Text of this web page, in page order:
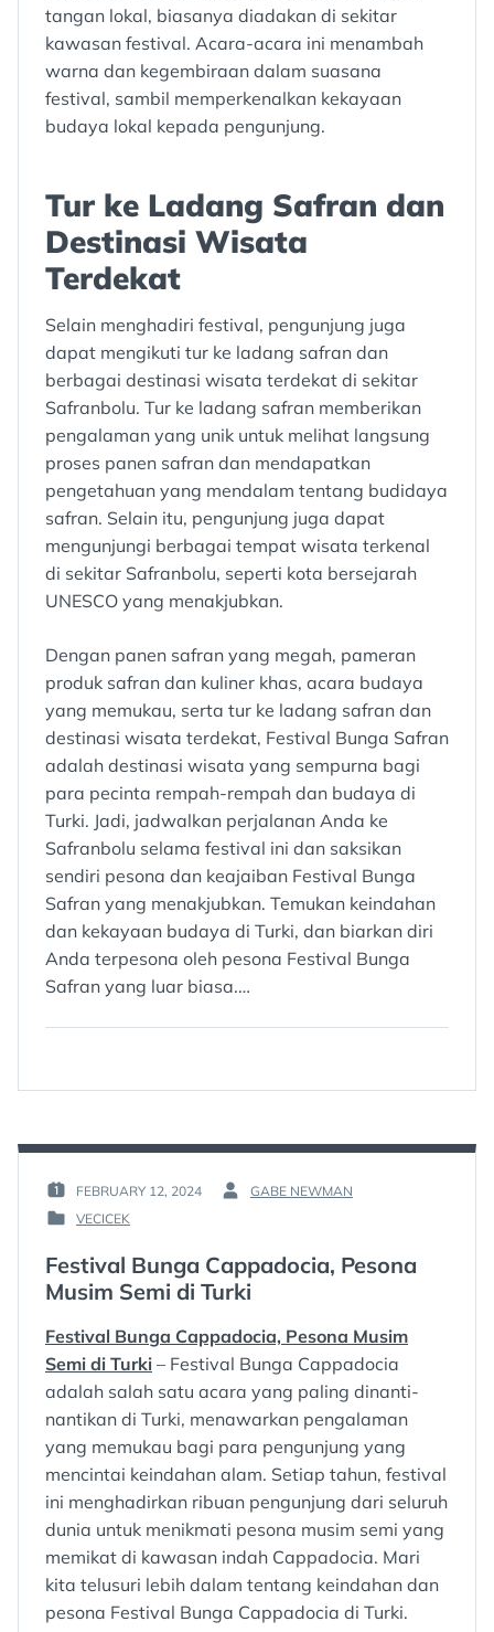
tangan lokal, biasanya diadakan di sekitar
kawasan festival. Acara-acara ini menambah
warna dan kegembiraan dalam suasana
festival, sambil memperkenalkan kekayaan
budaya lokal kepada pengunjung.
Tur ke Ladang Safran dan
Destinasi Wisata
Terdekat
Selain menghadiri festival, pengunjung juga
dapat mengikuti tur ke ladang safran dan
berbagai destinasi wisata terdekat di sekitar
Safranbolu. Tur ke ladang safran memberikan
pengalaman yang unik untuk melihat langsung
proses panen safran dan mendapatkan
pengetahuan yang mendalam tentang budidaya
safran. Selain itu, pengunjung juga dapat
mengunjungi berbagai tempat wisata terkenal
di sekitar Safranbolu, seperti kota bersejarah
UNESCO yang menakjubkan.
Dengan panen safran yang megah, pameran
produk safran dan kuliner khas, acara budaya
yang memukau, serta tur ke ladang safran dan
destinasi wisata terdekat, Festival Bunga Safran
adalah destinasi wisata yang sempurna bagi
para pecinta rempah-rempah dan budaya di
Turki. Jadi, jadwalkan perjalanan Anda ke
Safranbolu selama festival ini dan saksikan
sendiri pesona dan keajaiban Festival Bunga
Safran yang menakjubkan. Temukan keindahan
dan kekayaan budaya di Turki, dan biarkan diri
Anda terpesona oleh pesona Festival Bunga
Safran yang luar biasa.…
POSTED
ON
FEBRUARY 12, 2024
BY
GABE NEWMAN
POSTED
VECICEK
Festival Bunga Cappadocia, Pesona
Musim Semi di Turki
Festival Bunga Cappadocia, Pesona Musim
Semi di Turki – Festival Bunga Cappadocia
adalah salah satu acara yang paling dinanti-
nantikan di Turki, menawarkan pengalaman
yang memukau bagi para pengunjung yang
mencintai keindahan alam. Setiap tahun, festival
ini menghadirkan ribuan pengunjung dari seluruh
dunia untuk menikmati pesona musim semi yang
memikat di kawasan indah Cappadocia. Mari
kita telusuri lebih dalam tentang keindahan dan
pesona Festival Bunga Cappadocia di Turki.